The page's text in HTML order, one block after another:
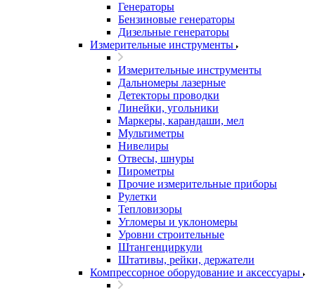
Генераторы
Бензиновые генераторы
Дизельные генераторы
Измерительные инструменты
Измерительные инструменты
Дальномеры лазерные
Детекторы проводки
Линейки, угольники
Маркеры, карандаши, мел
Мультиметры
Нивелиры
Отвесы, шнуры
Пирометры
Прочие измерительные приборы
Рулетки
Тепловизоры
Угломеры и уклономеры
Уровни строительные
Штангенциркули
Штативы, рейки, держатели
Компрессорное оборудование и аксессуары